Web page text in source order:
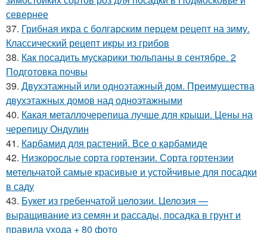
севернее
37. Грибная икра с болгарским перцем рецепт на зиму.
Классический рецепт икры из грибов
38. Как посадить мускарики тюльпаны в сентябре. 2
Подготовка почвы
39. Двухэтажный или одноэтажный дом. Преимущества
двухэтажных домов над одноэтажными
40. Какая металлочерепица лучше для крыши. Цены на
черепицу Ондулин
41. Карбамид для растений. Все о карбамиде
42. Низкорослые сорта гортензии. Сорта гортензии
метельчатой самые красивые и устойчивые для посадки
в саду
43. Букет из гребенчатой целозии. Целозия —
выращивание из семян и рассады, посадка в грунт и
правила ухода + 80 фото